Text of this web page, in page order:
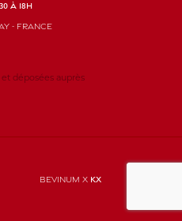
À 18H
- FRANCE
déposées auprès
BEVINUM x KX